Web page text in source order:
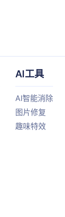
AI工具
AI智能消除
图片修复
趣味特效